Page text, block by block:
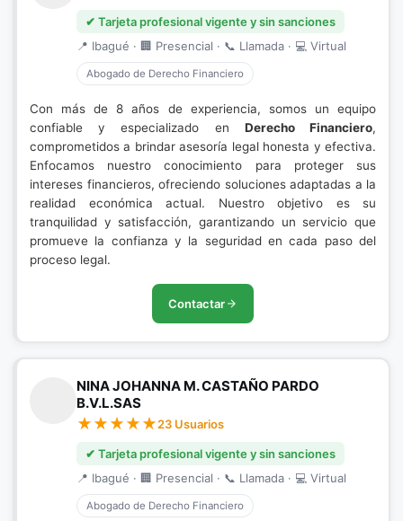
✔ Tarjeta profesional vigente y sin sanciones
📍 Ibagué · 🏢 Presencial · 📞 Llamada · 💻 Virtual
Abogado de Derecho Financiero
Con más de 8 años de experiencia, somos un equipo
confiable y especializado en Derecho Financiero,
comprometidos a brindar asesoría legal honesta y efectiva.
Enfocamos nuestro conocimiento para proteger sus
intereses financieros, ofreciendo soluciones adaptadas a la
realidad económica actual. Nuestro objetivo es su
tranquilidad y satisfacción, garantizando un servicio que
promueve la confianza y la seguridad en cada paso del
proceso legal.
Contactar
NINA JOHANNA M. CASTAÑO PARDO
B.V.L.SAS
23 Usuarios
✔ Tarjeta profesional vigente y sin sanciones
📍 Ibagué · 🏢 Presencial · 📞 Llamada · 💻 Virtual
Abogado de Derecho Financiero